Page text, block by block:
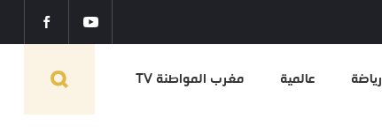
رياضة عالمية مغرب المواطنة TV